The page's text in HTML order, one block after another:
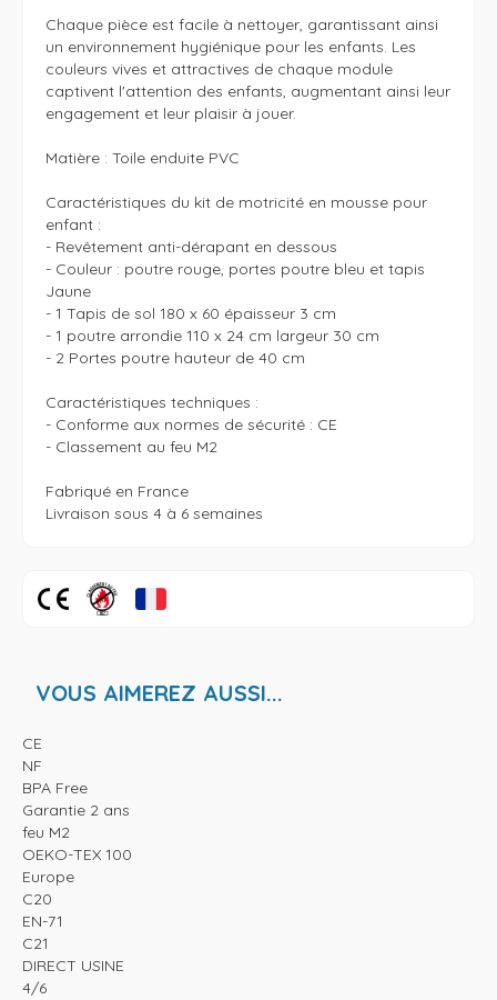
Chaque pièce est facile à nettoyer, garantissant ainsi
un environnement hygiénique pour les enfants. Les
couleurs vives et attractives de chaque module
captivent l'attention des enfants, augmentant ainsi leur
engagement et leur plaisir à jouer.
Matière : Toile enduite PVC
Caractéristiques du kit de motricité en mousse pour
enfant :
- Revêtement anti-dérapant en dessous
- Couleur : poutre rouge, portes poutre bleu et tapis
Jaune
- 1 Tapis de sol 180 x 60 épaisseur 3 cm
- 1 poutre arrondie 110 x 24 cm largeur 30 cm
- 2 Portes poutre hauteur de 40 cm
Caractéristiques techniques :
- Conforme aux normes de sécurité : CE
- Classement au feu M2
Fabriqué en France
VOUS AIMEREZ AUSSI...
CE
NF
BPA Free
Garantie 2 ans
feu M2
OEKO-TEX 100
Europe
C20
EN-71
C21
DIRECT USINE
4/6